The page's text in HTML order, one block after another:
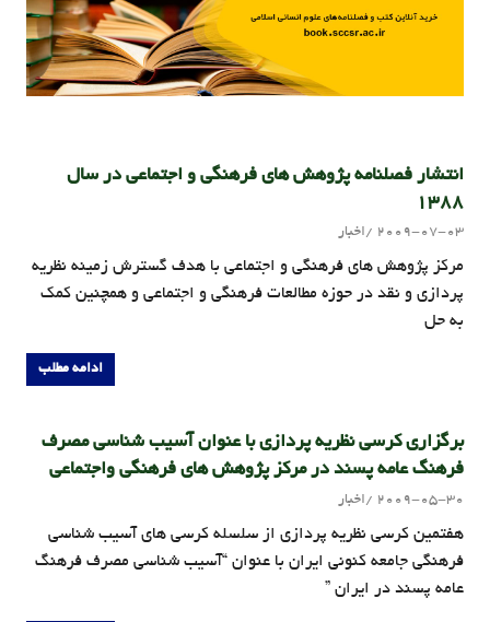
انتشار فصلنامه پژوهش های فرهنگی و اجتماعی در سال
1388
2009-07-03
admin
اخبار
مركز پژوهش هاي فرهنگي و اجتماعي با هدف گسترش زمينه نظريه
پردازي و نقد در حوزه مطالعات فرهنگي و اجتماعي و همچنين كمك
به حل
ادامه مطلب
برگزاری کرسی نظریه پردازی با عنوان آسیب شناسی مصرف
فرهنگ عامه پسند در مرکز پژوهش های فرهنگی واجتماعی
2009-05-30
admin
اخبار
هفتمین کرسی نظریه پردازی از سلسله کرسی های آسيب شناسي
فرهنگي جامعه كنوني ايران با عنوان “آسیب شناسی مصرف فرهنگ
عامه پسند در ایران ”